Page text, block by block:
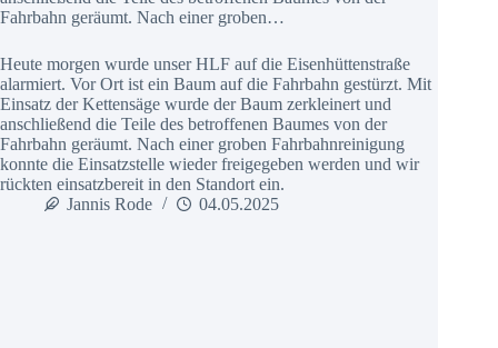
Fahrbahn geräumt. Nach einer groben…
Heute morgen wurde unser HLF auf die Eisenhüttenstraße
alarmiert. Vor Ort ist ein Baum auf die Fahrbahn gestürzt. Mit
Einsatz der Kettensäge wurde der Baum zerkleinert und
anschließend die Teile des betroffenen Baumes von der
Fahrbahn geräumt. Nach einer groben Fahrbahnreinigung
konnte die Einsatzstelle wieder freigegeben werden und wir
rückten einsatzbereit in den Standort ein.
Jannis Rode
04.05.2025